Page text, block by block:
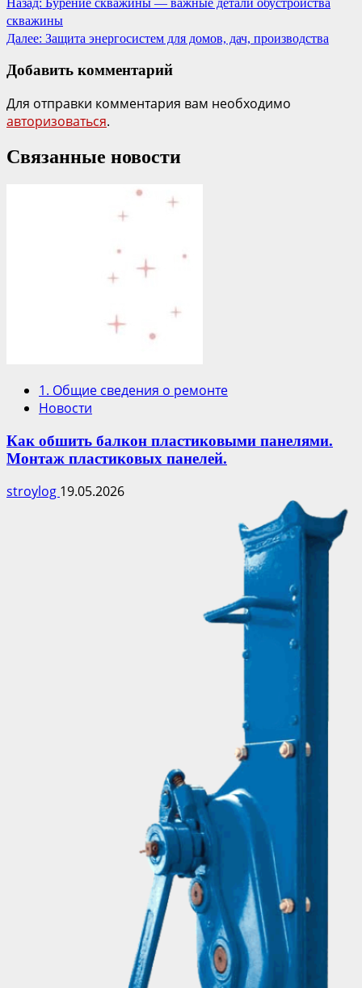
скважины
Далее: Защита энергосистем для домов, дач, производства
Добавить комментарий
Для отправки комментария вам необходимо
авторизоваться.
Связанные новости
1. Общие сведения о ремонте
Новости
Как обшить балкон пластиковыми панелями.
Монтаж пластиковых панелей.
stroylog 19.05.2026